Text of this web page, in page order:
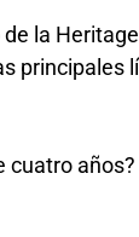
la
principales
cuatro